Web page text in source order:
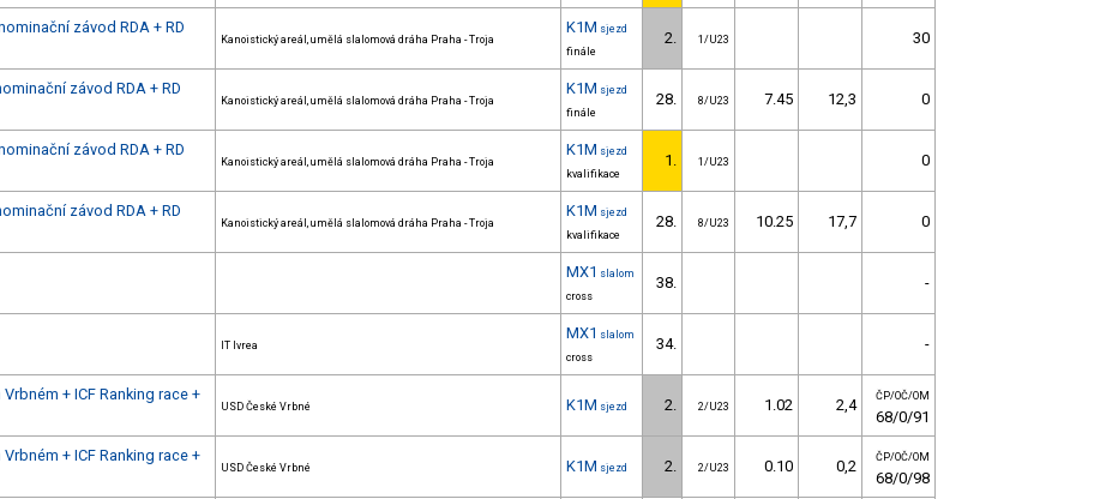
závod RDA + RD
Kanoistický areál, umělá slalomová dráha Praha - Troja
K1M sjezd
finále
2. 1/U23 30
závod RDA + RD
Kanoistický areál, umělá slalomová dráha Praha - Troja
K1M sjezd
finále
28. 8/U23 7.45 12,3 0
závod RDA + RD
Kanoistický areál, umělá slalomová dráha Praha - Troja
K1M sjezd
kvalifikace
1. 1/U23 0
závod RDA + RD
Kanoistický areál, umělá slalomová dráha Praha - Troja
K1M sjezd
kvalifikace
28. 8/U23 10.25 17,7 0
MX1 slalom
cross
38. -
IT Ivrea
MX1 slalom
cross
34. -
+ ICF Ranking race +
USD České Vrbné K1M sjezd 2. 2/U23 1.02 2,4 ČP/OČ/OM
68/0/91
+ ICF Ranking race +
USD České Vrbné K1M sjezd 2. 2/U23 0.10 0,2 ČP/OČ/OM
68/0/98